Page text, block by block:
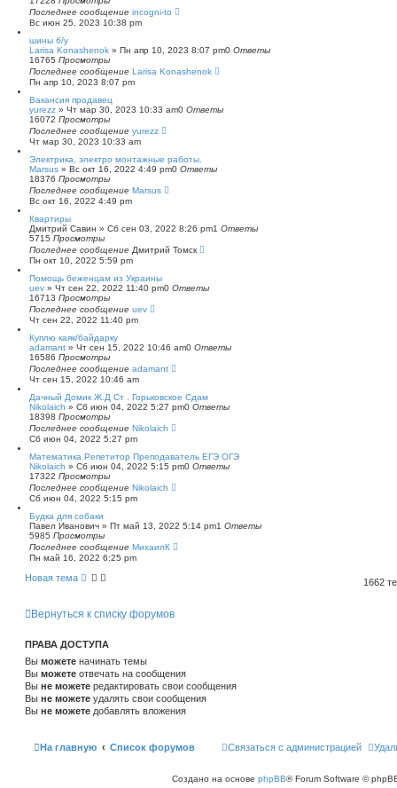
Последнее сообщение incogni-to
Вс июн 25, 2023 10:38 pm
шины б/у
Larisa Konashenok » Пн апр 10, 2023 8:07 pm0 Ответы
16765 Просмотры
Последнее сообщение Larisa Konashenok
Пн апр 10, 2023 8:07 pm
Вакансия продавец
yurezz » Чт мар 30, 2023 10:33 am0 Ответы
16072 Просмотры
Последнее сообщение yurezz
Чт мар 30, 2023 10:33 am
Электрика, электро монтажные работы.
Marsus » Вс окт 16, 2022 4:49 pm0 Ответы
18376 Просмотры
Последнее сообщение Marsus
Вс окт 16, 2022 4:49 pm
Квартиры
Дмитрий Савин » Сб сен 03, 2022 8:26 pm1 Ответы
5715 Просмотры
Последнее сообщение Дмитрий Томск
Пн окт 10, 2022 5:59 pm
Помощь беженцам из Украины
uev » Чт сен 22, 2022 11:40 pm0 Ответы
16713 Просмотры
Последнее сообщение uev
Чт сен 22, 2022 11:40 pm
Куплю каяк/байдарку
adamant » Чт сен 15, 2022 10:46 am0 Ответы
16586 Просмотры
Последнее сообщение adamant
Чт сен 15, 2022 10:46 am
Дачный Домик Ж.Д Ст . Горьковское Сдам
Nikolaich » Сб июн 04, 2022 5:27 pm0 Ответы
18398 Просмотры
Последнее сообщение Nikolaich
Сб июн 04, 2022 5:27 pm
Математика Репетитор Преподаватель ЕГЭ ОГЭ
Nikolaich » Сб июн 04, 2022 5:15 pm0 Ответы
17322 Просмотры
Последнее сообщение Nikolaich
Сб июн 04, 2022 5:15 pm
Будка для собаки
Павел Иванович » Пт май 13, 2022 5:14 pm1 Ответы
5985 Просмотры
Последнее сообщение МихаилК
Пн май 16, 2022 6:25 pm
Новая тема 1662
Вернуться к списку форумов
ПРАВА ДОСТУПА
Вы можете начинать темы
Вы можете отвечать на сообщения
Вы не можете редактировать свои сообщения
Вы не можете удалять свои сообщения
Вы не можете добавлять вложения
На главную Список форумов Связаться с администрацией
Создано на основе phpBB® Forum Software ©